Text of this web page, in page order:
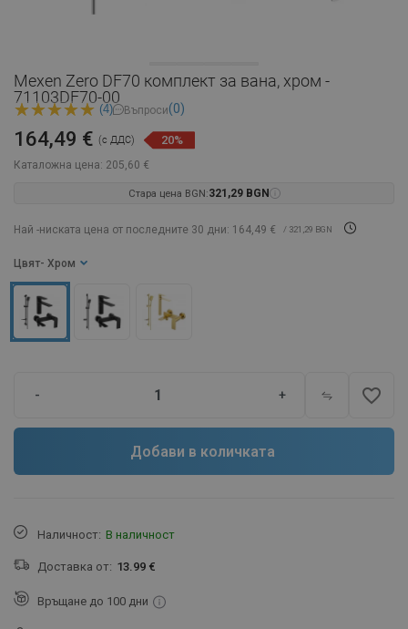
Mexen Zero DF70 комплект за вана, хром -
71103DF70-00
(4) Въпроси(0)
Каталожна цена: 205,60 €
164,49 € (с ДДС) 20%
Стара цена BGN:321,29 BGN
Най -ниската цена от последните 30 дни: 164,49 € / 321,29 BGN
Цвят - Хром
- + favorite_border
Добави в количката
Наличност: В наличност
Доставка от: 13.99 €
Връщане до 100 дни